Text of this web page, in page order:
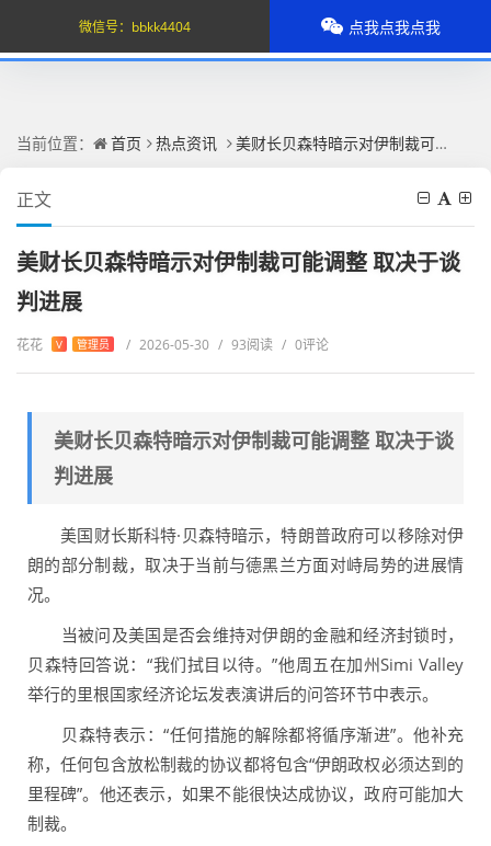
当前位置： 首页 热点资讯 美财长贝森特暗示对伊制裁可能调整 取决于谈判进展
正文
美财长贝森特暗示对伊制裁可能调整 取决于谈
判进展
花花 V 管理员 / 2026-05-30 / 93阅读 / 0评论
美财长贝森特暗示对伊制裁可能调整 取决于谈
判进展
美国财长斯科特·贝森特暗示，特朗普政府可以移除对伊
朗的部分制裁，取决于当前与德黑兰方面对峙局势的进展情
况。
当被问及美国是否会维持对伊朗的金融和经济封锁时，
贝森特回答说：“我们拭目以待。”他周五在加州Simi Valley
举行的里根国家经济论坛发表演讲后的问答环节中表示。
贝森特表示：“任何措施的解除都将循序渐进”。他补充
称，任何包含放松制裁的协议都将包含“伊朗政权必须达到的
里程碑”。他还表示，如果不能很快达成协议，政府可能加大
制裁。
微信号： bbkk4404 点我点我点我